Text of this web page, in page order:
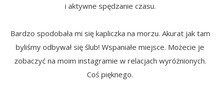
i aktywne spędzanie czasu.
Bardzo spodobała mi się kapliczka na morzu. Akurat jak tam
byliśmy odbywał się ślub! Wspaniałe miejsce. Możecie je
zobaczyć na moim instagramie w relacjach wyróżnionych.
Coś pięknego.